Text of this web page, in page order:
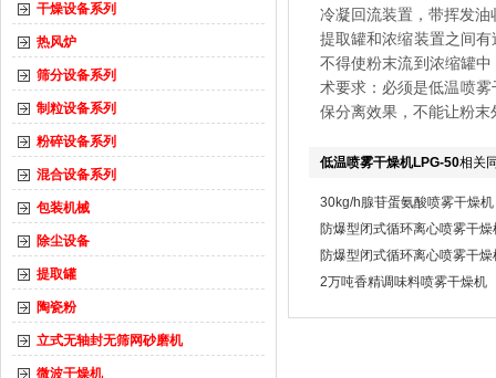
干燥设备系列
热风炉
筛分设备系列
制粒设备系列
粉碎设备系列
混合设备系列
包装机械
除尘设备
提取罐
陶瓷粉
立式无轴封无筛网砂磨机
微波干燥机
冷凝回流装置，带挥发
提取罐和浓缩装置之间
不得使粉末流到浓缩罐
术要求：必须是低温喷
保分离效果，不能让粉
低温喷雾干燥机LPG-50相关
30kg/h腺苷蛋氨酸喷雾干燥机
防爆型闭式循环离心喷雾干
防爆型闭式循环离心喷雾干燥
2万吨香精调味料喷雾干燥机